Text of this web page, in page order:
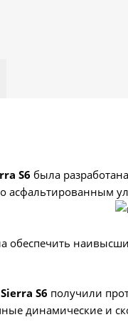
S6 была
асфальтированным
обеспечить
S6 получили
динамические и